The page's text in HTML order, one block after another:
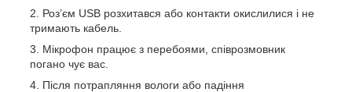
Роз’єм USB розхитався або контакти окислилися і не
тримають кабель.
Мікрофон працює з перебоями, співрозмовник
погано чує вас.
Після потрапляння вологи або падіння